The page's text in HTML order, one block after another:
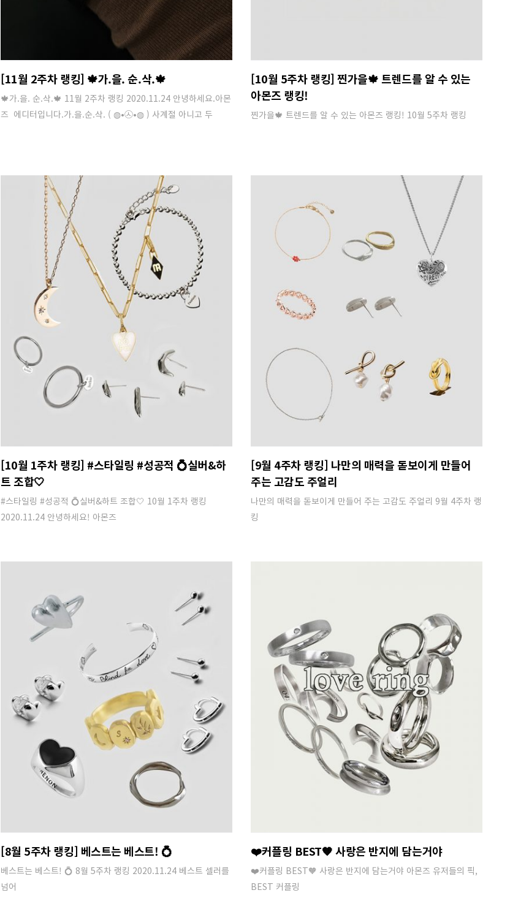
[11월 2주차 랭킹] 🍁가.을. 순.삭.🍁
🍁가.을. 순.삭.🍁 11월 2주차 랭킹 2020.11.24 안녕하세요.아몬
즈 에디터입니다.가.을.순.삭. ( ◍•㉦•◍ ) 사계절 아니고 두
[10월 5주차 랭킹] 찐가을🍁 트렌드를 알 수 있는
아몬즈 랭킹!
찐가을🍁 트렌드를 알 수 있는 아몬즈 랭킹! 10월 5주차 랭킹
[10월 1주차 랭킹] #스타일링 #성공적 💍실버&하
트 조합🤍
#스타일링 #성공적 💍실버&하트 조합🤍 10월 1주차 랭킹
2020.11.24 안녕하세요! 아몬즈
[9월 4주차 랭킹] 나만의 매력을 돋보이게 만들어
주는 고감도 주얼리
나만의 매력을 돋보이게 만들어 주는 고감도 주얼리 9월 4주차 랭
킹
[8월 5주차 랭킹] 베스트는 베스트! 💍
베스트는 베스트! 💍 8월 5주차 랭킹 2020.11.24 베스트 셀러를
넘어
❤️커플링 BEST🧡 사랑은 반지에 담는거야
❤️커플링 BEST🧡 사랑은 반지에 담는거야 아몬즈 유저들의 픽,
BEST 커플링